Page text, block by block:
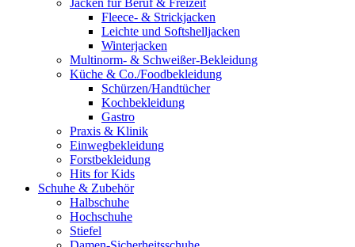
Jacken für Beruf & Freizeit
Fleece- & Strickjacken
Leichte und Softshelljacken
Winterjacken
Multinorm- & Schweißer-Bekleidung
Küche & Co./Foodbekleidung
Schürzen/Handtücher
Kochbekleidung
Gastro
Praxis & Klinik
Einwegbekleidung
Forstbekleidung
Hits for Kids
Schuhe & Zubehör
Halbschuhe
Hochschuhe
Stiefel